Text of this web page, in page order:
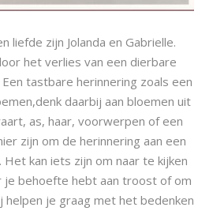
liefde zijn Jolanda en Gabrielle.
het verlies van een dierbare
tastbare herinnering zoals een
daarbij aan bloemen uit
as, haar, voorwerpen of een
zijn om de herinnering aan een
kan iets zijn om naar te kijken
je behoefte hebt aan troost of om
helpen je graag met het bedenken